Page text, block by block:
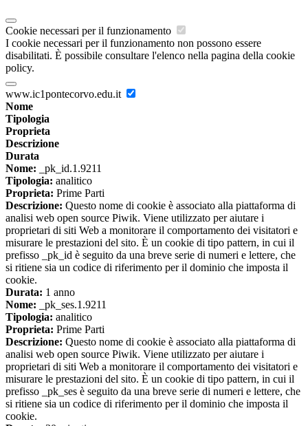
Cookie necessari per il funzionamento
I cookie necessari per il funzionamento non possono essere
disabilitati. È possibile consultare l'elenco nella pagina della cookie
policy.
www.ic1pontecorvo.edu.it
Nome
Tipologia
Proprieta
Descrizione
Durata
Nome: _pk_id.1.9211
Tipologia: analitico
Proprieta: Prime Parti
Descrizione: Questo nome di cookie è associato alla piattaforma di
analisi web open source Piwik. Viene utilizzato per aiutare i
proprietari di siti Web a monitorare il comportamento dei visitatori e
misurare le prestazioni del sito. È un cookie di tipo pattern, in cui il
prefisso _pk_id è seguito da una breve serie di numeri e lettere, che
si ritiene sia un codice di riferimento per il dominio che imposta il
cookie.
Durata: 1 anno
Nome: _pk_ses.1.9211
Tipologia: analitico
Proprieta: Prime Parti
Descrizione: Questo nome di cookie è associato alla piattaforma di
analisi web open source Piwik. Viene utilizzato per aiutare i
proprietari di siti Web a monitorare il comportamento dei visitatori e
misurare le prestazioni del sito. È un cookie di tipo pattern, in cui il
prefisso _pk_ses è seguito da una breve serie di numeri e lettere, che
si ritiene sia un codice di riferimento per il dominio che imposta il
cookie.